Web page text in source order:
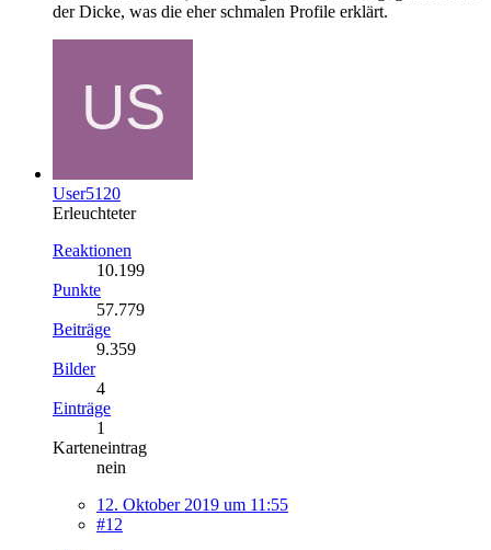
der Dicke, was die eher schmalen Profile erklärt.
User5120
Erleuchteter
Reaktionen
10.199
Punkte
57.779
Beiträge
9.359
Bilder
4
Einträge
1
Karteneintrag
nein
12. Oktober 2019 um 11:55
#12